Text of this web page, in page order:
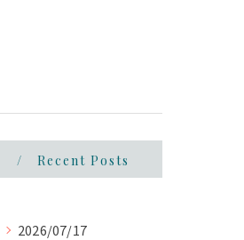
Recent Posts
2026/07/17